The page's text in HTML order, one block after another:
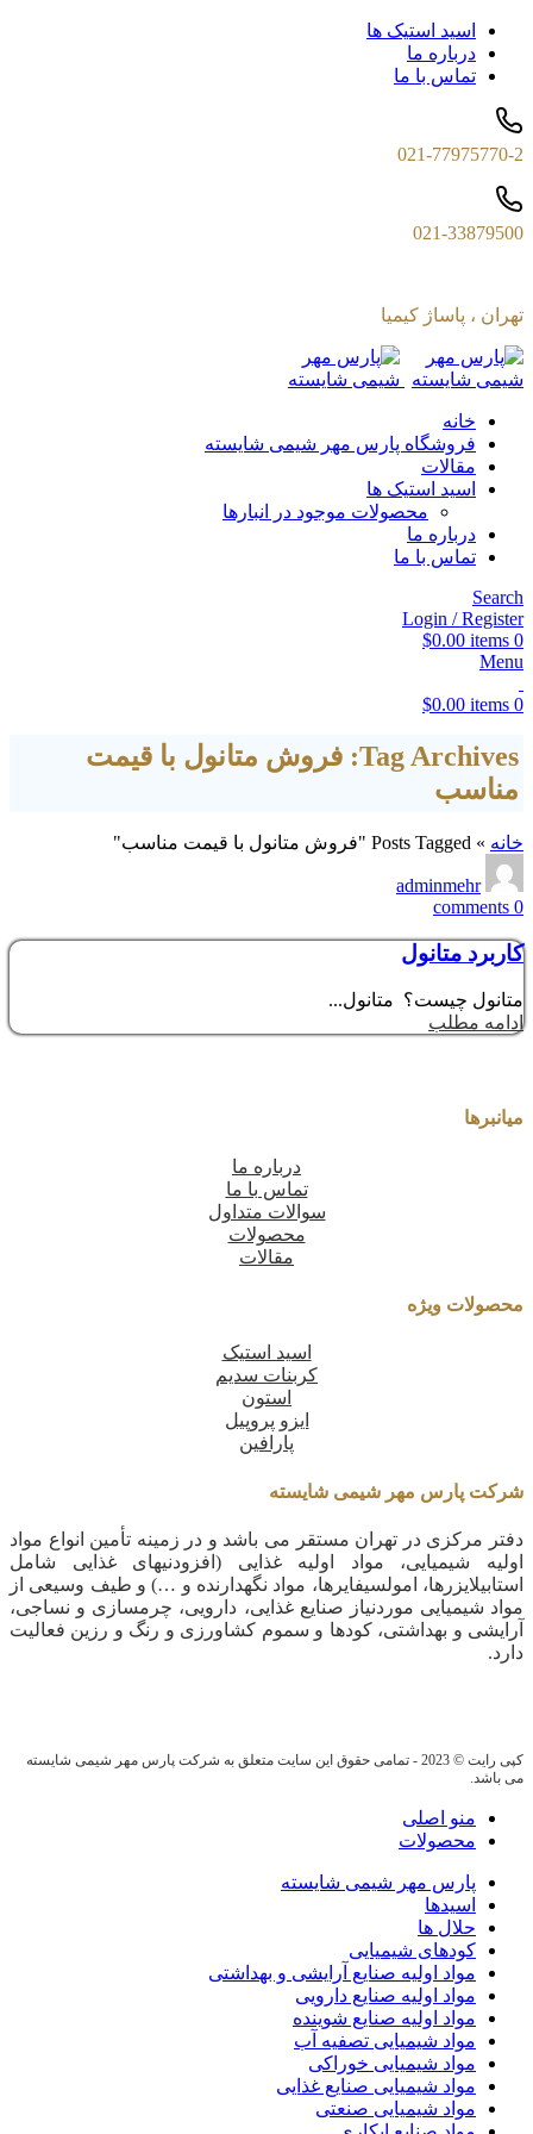
اسید استیک ها
درباره ما
تماس با ما
021-77975770-2
021-33879500
تهران ، پاساژ کیمیا
خانه
فروشگاه پارس مهر شیمی شایسته
مقالات
اسید استیک ها
محصولات موجود در انبارها
درباره ما
تماس با ما
Search
Login / Register
0
items
$0.00
Menu
0
items
$0.00
Tag Archives: فروش متانول با قیمت
مناسب
خانه » Posts Tagged "فروش متانول با قیمت مناسب"
adminmehr
0
comments
کاربرد متانول
متانول چیست؟ متانول...
ادامه مطلب
میانبرها
درباره ما
تماس با ما
سوالات متداول
محصولات
مقالات
محصولات ویژه
اسید استیک
کربنات سدیم
استون
ایزو پروپیل
پارافین
شرکت پارس مهر شیمی شایسته
دفتر مرکزی در تهران مستقر می باشد و در زمینه تأمین انواع مواد
اولیه شیمیایی، مواد اولیه غذایی (افزودنیهای غذایی شامل
استابیلایزرها، امولسیفایرها، مواد نگهدارنده و …) و طیف وسیعی از
مواد شیمیایی موردنیاز صنایع غذایی، دارویی، چرمسازی و نساجی،
آرایشی و بهداشتی، کودها و سموم کشاورزی و رنگ و رزین فعالیت
دارد.
کپی رایت © 2023 - تمامی حقوق این سایت متعلق به شرکت پارس مهر شیمی شایسته
می باشد.
منو اصلی
محصولات
پارس مهر شیمی شایسته
اسیدها
حلال ها
کودهای شیمیایی
مواد اولیه صنایع آرایشی و بهداشتی
مواد اولیه صنایع دارویی
مواد اولیه صنایع شوینده
مواد شیمیایی تصفیه آب
مواد شیمیایی خوراکی
مواد شیمیایی صنایع غذایی
مواد شیمیایی صنعتی